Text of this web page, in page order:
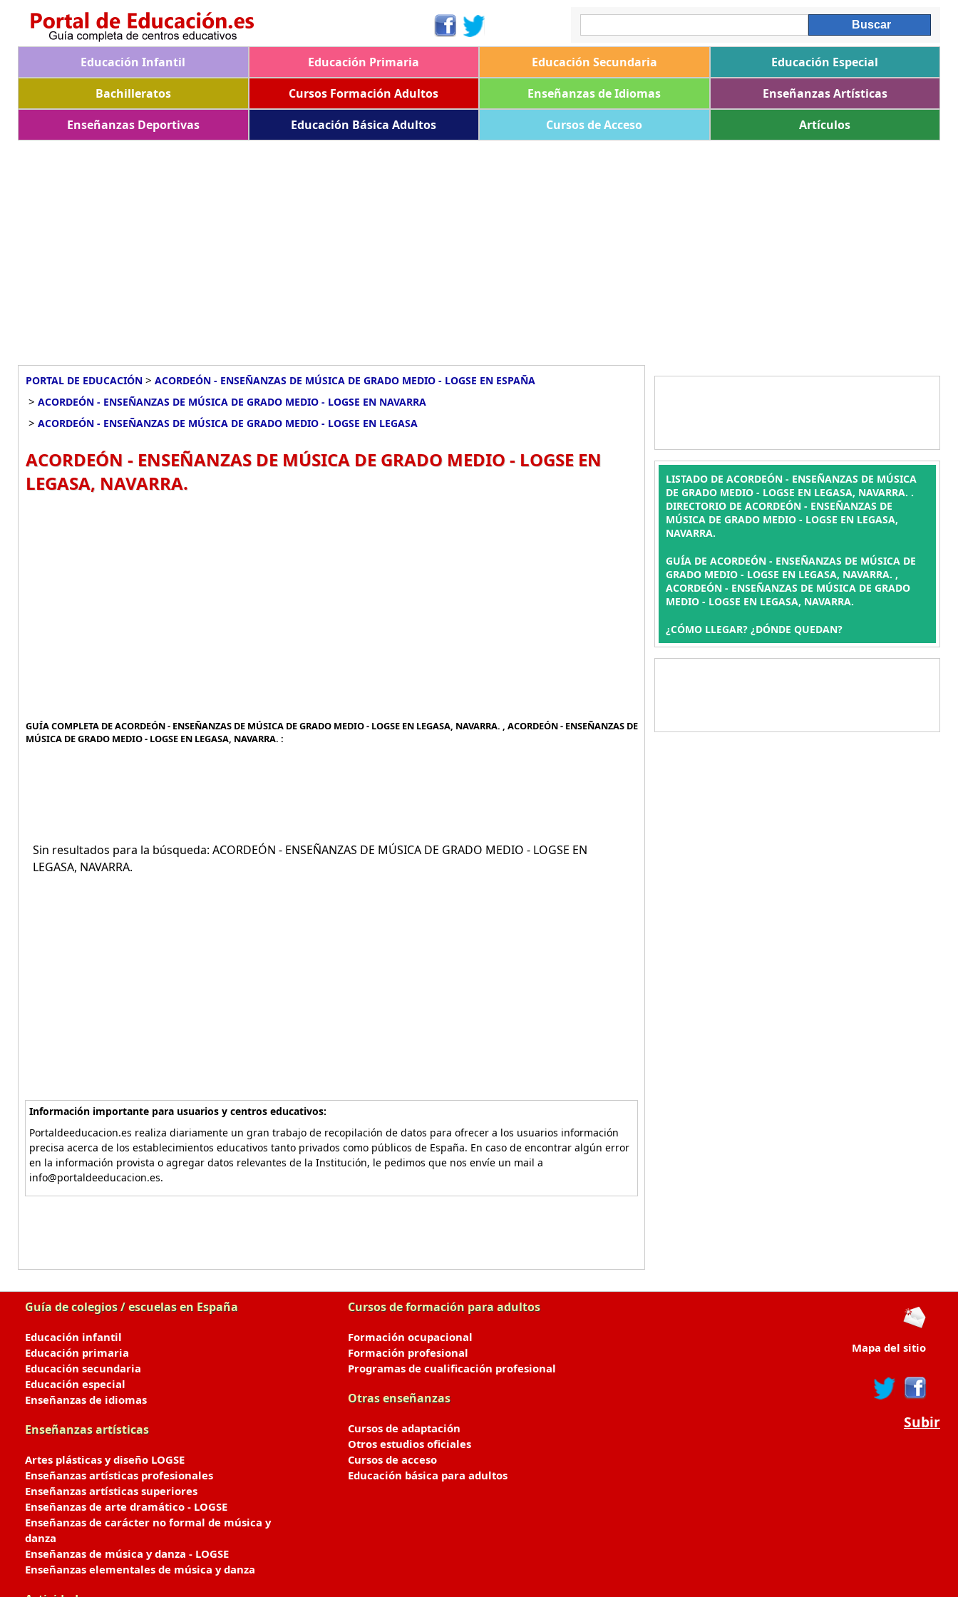
Educación Infantil Educación Primaria Educación Secundaria
Educación Especial
Bachilleratos
Cursos Formación Adultos Enseñanzas de Idiomas
Enseñanzas Artísticas
Enseñanzas Deportivas
Educación Básica Adultos Cursos de Acceso Artículos
PORTAL DE EDUCACIÓN > ACORDEÓN - ENSEÑANZAS DE MÚSICA DE GRADO MEDIO - LOGSE EN ESPAÑA
> ACORDEÓN - ENSEÑANZAS DE MÚSICA DE GRADO MEDIO - LOGSE EN NAVARRA
> ACORDEÓN - ENSEÑANZAS DE MÚSICA DE GRADO MEDIO - LOGSE EN LEGASA
ACORDEÓN - ENSEÑANZAS DE MÚSICA DE GRADO MEDIO - LOGSE EN
LEGASA, NAVARRA.
GUÍA COMPLETA DE ACORDEÓN - ENSEÑANZAS DE MÚSICA DE GRADO MEDIO - LOGSE EN LEGASA, NAVARRA. , ACORDEÓN - ENSEÑANZAS DE
MÚSICA DE GRADO MEDIO - LOGSE EN LEGASA, NAVARRA. :
Sin resultados para la búsqueda: ACORDEÓN - ENSEÑANZAS DE MÚSICA DE GRADO MEDIO - LOGSE EN
LEGASA, NAVARRA.
Información importante para usuarios y centros educativos:
Portaldeeducacion.es realiza diariamente un gran trabajo de recopilación de datos para ofrecer a los usuarios información
precisa acerca de los establecimientos educativos tanto privados como públicos de España. En caso de encontrar algún error
en la información provista o agregar datos relevantes de la Institución, le pedimos que nos envíe un mail a
info@portaldeeducacion.es.
LISTADO DE ACORDEÓN - ENSEÑANZAS DE MÚSICA
DE GRADO MEDIO - LOGSE EN LEGASA, NAVARRA. .
DIRECTORIO DE ACORDEÓN - ENSEÑANZAS DE
MÚSICA DE GRADO MEDIO - LOGSE EN LEGASA,
NAVARRA.
GUÍA DE ACORDEÓN - ENSEÑANZAS DE MÚSICA DE
GRADO MEDIO - LOGSE EN LEGASA, NAVARRA. ,
ACORDEÓN - ENSEÑANZAS DE MÚSICA DE GRADO
MEDIO - LOGSE EN LEGASA, NAVARRA.
¿CÓMO LLEGAR? ¿DÓNDE QUEDAN?
Guía de colegios / escuelas en España
Educación infantil
Educación primaria
Educación secundaria
Educación especial
Enseñanzas de idiomas
Enseñanzas artísticas
Artes plásticas y diseño LOGSE
Enseñanzas artísticas profesionales
Enseñanzas artísticas superiores
Enseñanzas de arte dramático - LOGSE
Enseñanzas de carácter no formal de música y
danza
Enseñanzas de música y danza - LOGSE
Enseñanzas elementales de música y danza
Cursos de formación para adultos
Formación ocupacional
Formación profesional
Programas de cualificación profesional
Otras enseñanzas
Cursos de adaptación
Otros estudios oficiales
Cursos de acceso
Educación básica para adultos
Mapa del sitio
Subir